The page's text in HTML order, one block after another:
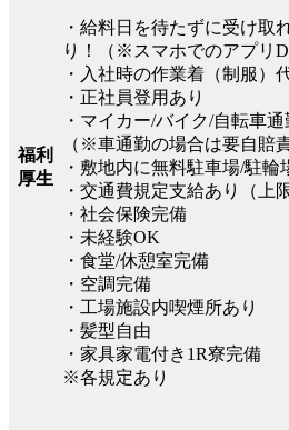
福利
厚生
・給料日を待たずに受け取
り！（※スマホでのアプリ
・入社時の作業着（制服）
・正社員登用あり
・マイカー/バイク/自転車
（※車通勤の場合は要自賠
・敷地内に無料駐車場/駐輪
・交通費規定支給あり（上
・社会保険完備
・未経験OK
・食堂/休憩室完備
・空調完備
・工場施設内喫煙所あり
・髪型自由
・家具家電付き1R寮完備
※各規定あり